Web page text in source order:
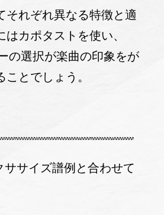
それぞれ異なる特徴と適
カポタストを使い、
の選択が楽曲の印象をが
とでしょう。
サイズ譜例と合わせて